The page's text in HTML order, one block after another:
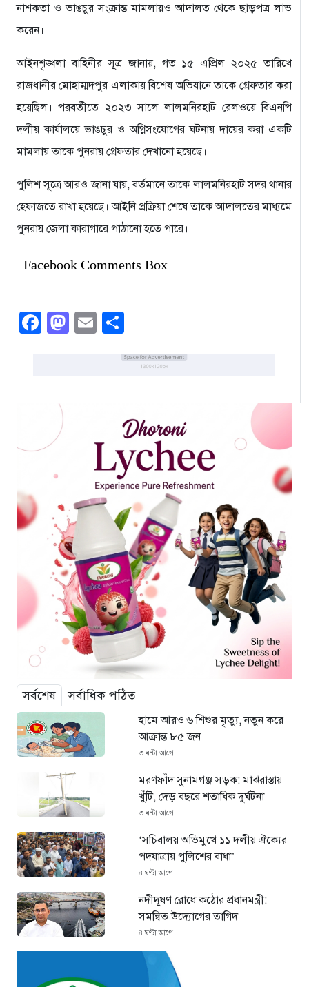
নাশকতা ও ভাঙচুর সংক্রান্ত মামলায়ও আদালত থেকে ছাড়পত্র লাভ
করেন।
আইনশৃঙ্খলা বাহিনীর সূত্র জানায়, গত ১৫ এপ্রিল ২০২৫ তারিখে
রাজধানীর মোহাম্মদপুর এলাকায় বিশেষ অভিযানে তাকে গ্রেফতার করা
হয়েছিল। পরবর্তীতে ২০২৩ সালে লালমনিরহাট রেলওয়ে বিএনপি
দলীয় কার্যালয়ে ভাঙচুর ও অগ্নিসংযোগের ঘটনায় দায়ের করা একটি
মামলায় তাকে পুনরায় গ্রেফতার দেখানো হয়েছে।
পুলিশ সূত্রে আরও জানা যায়, বর্তমানে তাকে লালমনিরহাট সদর থানার
হেফাজতে রাখা হয়েছে। আইনি প্রক্রিয়া শেষে তাকে আদালতের মাধ্যমে
পুনরায় জেলা কারাগারে পাঠানো হতে পারে।
Facebook Comments Box
Facebook
Mastodon
Email
সর্বশেষ সর্বাধিক পঠিত
হামে আরও ৬ শিশুর মৃত্যু, নতুন করে
আক্রান্ত ৮৫ জন
৩ ঘণ্টা আগে
মরণফাঁদ সুনামগঞ্জ সড়ক: মাঝরাস্তায়
খুঁটি, দেড় বছরে শতাধিক দুর্ঘটনা
৩ ঘণ্টা আগে
‘সচিবালয় অভিমুখে ১১ দলীয় ঐক্যের
পদযাত্রায় পুলিশের বাধা’
৪ ঘণ্টা আগে
নদীদূষণ রোধে কঠোর প্রধানমন্ত্রী:
সমন্বিত উদ্যোগের তাগিদ
৪ ঘণ্টা আগে
দেশ ছাড়ার পর হাসিনা পরিবারের
সদস্যরা এখন কোথায়?